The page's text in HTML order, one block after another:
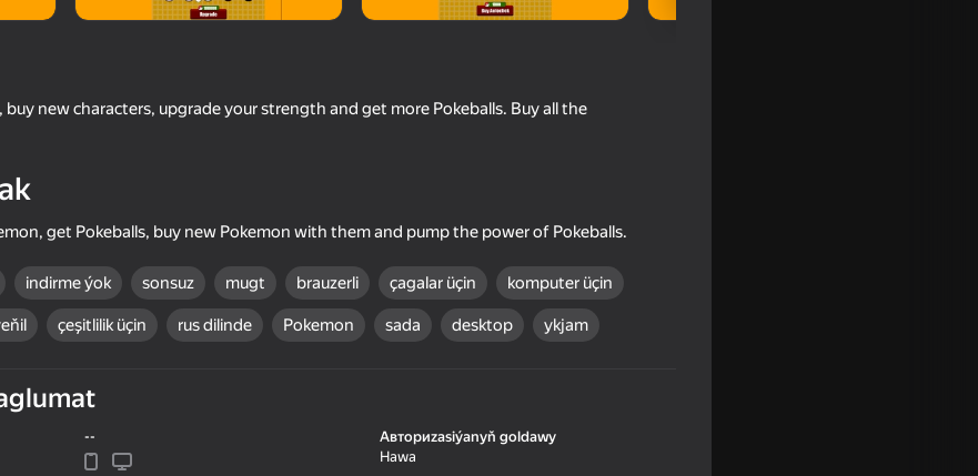
67 16+
20 Minutes Till Dawn
49
Stack Fire Ball
40
buy new characters, upgrade your strength and get more Pokeballs. Buy all the
get Pokeballs, buy new Pokemon with them and pump the power of Pokeballs.
indirme ýok sonsuz mugt brauzerli çagalar üçin komputer üçin
çeşitlilik üçin rus dilinde Pokemon sada desktop ykjam
--
Авториzasiýanyň goldawy
Hawa